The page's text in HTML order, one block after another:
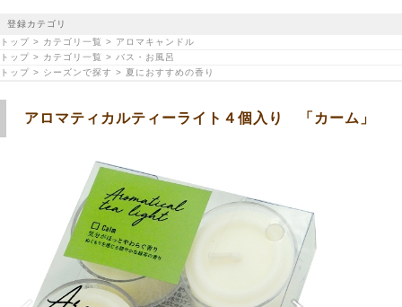
登録カテゴリ
トップ > カテゴリ一覧 > アロマキャンドル
トップ > カテゴリ一覧 > バス・お風呂
トップ > シーズンで探す > 夏におすすめの香り
アロマティカルティーライト４個入り 「カーム」